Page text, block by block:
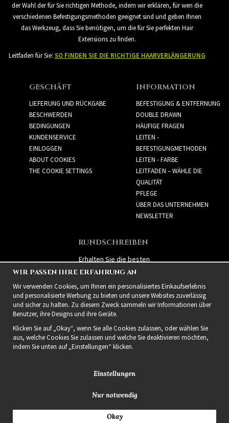
der Wahl der für Sie richtigen Methode, indem wir erklären, für wen die
verschiedenen Befestigungsmethoden geeignet sind und geben Ihnen
das Werkzeug, dass Sie benötigen, um die für Sie perfekten Hair
Extensions zu finden.
Leitfaden für Sie: SO FINDEN SIE DIE RICHTIGE HAARVERLÄNGERUNG
GESCHÄFT
LIEFERUNG UND RÜCKGABE
BESCHWERDEN
BEDINGUNGEN
KUNDENSERVICE
EINLOGGEN
ABOUT COOKIES
THE COOKIE SETTINGS
INFORMATION
BEFESTIGUNG & ENTFERNUNG
DOUBLE DRAWN
HÄUFIGE FRAGEN
LEITEN -
BEFESTIGUNGMETHODEN
LEITEN - FARBE
LEITFADEN – WÄHLE DIE
QUALITÄT
PFLEGE
ÜBER DAS UNTERNEHMEN
NEWSLETTER
RUNDSCHREIBEN
Erhalten Sie die besten
Angebote und spannende
neue Produkte!
2021 Delightful Hair
WIR PASSEN IHRE ERFAHRUNG AN
Wir verwenden Cookies, um Ihnen ein personalisiertes Einkaufserlebnis
und personalisierte Werbung zu bieten und unsere Websites zuverlässig
und sicher zu halten. Zu diesem Zweck sammeln wir Informationen über
Benutzer, ihre Designs und ihre Geräte.
Klicken Sie auf „Okay“, wenn Sie alle Cookies zulassen, oder wählen Sie
aus, welche Cookies Sie zulassen und welche Sie deaktivieren möchten,
indem Sie unten auf „Einstellungen“ klicken.
Einstellungen
Nur notwendig
Okay